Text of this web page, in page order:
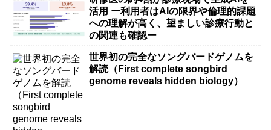
活用 ー利用者はAIの限界や倫理的課題
への理解が高く、望ましい診療行動と
の関連も確認ー
世界初の完全なソングバードゲノムを
解読（First complete songbird
genome reveals hidden biology）